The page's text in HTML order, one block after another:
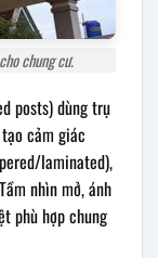
chung cư.
posts) dùng trụ
cảm giác
laminated),
nhìn mở, ánh
phù hợp chung